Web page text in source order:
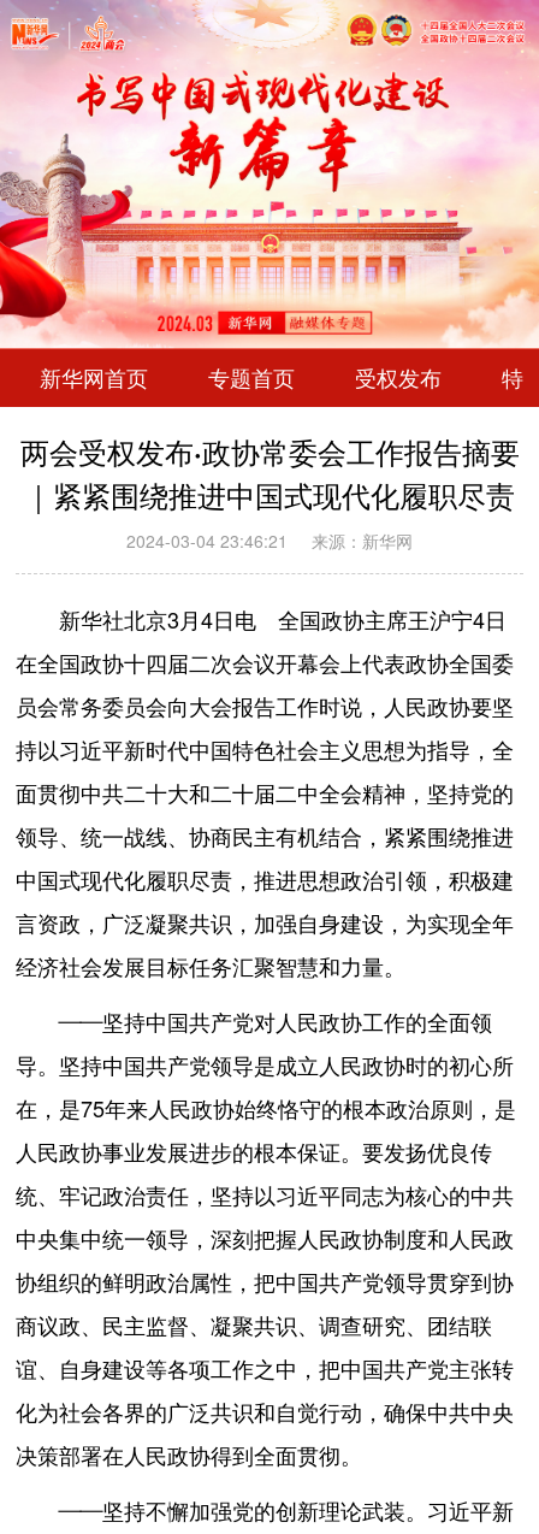
新华网首页 专题首页 受权发布 特
两会受权发布·政协常委会工作报告摘要
｜紧紧围绕推进中国式现代化履职尽责
2024-03-04 23:46:21 来源：新华网
新华社北京3月4日电 全国政协主席王沪宁4日
在全国政协十四届二次会议开幕会上代表政协全国委
员会常务委员会向大会报告工作时说，人民政协要坚
持以习近平新时代中国特色社会主义思想为指导，全
面贯彻中共二十大和二十届二中全会精神，坚持党的
领导、统一战线、协商民主有机结合，紧紧围绕推进
中国式现代化履职尽责，推进思想政治引领，积极建
言资政，广泛凝聚共识，加强自身建设，为实现全年
经济社会发展目标任务汇聚智慧和力量。
——坚持中国共产党对人民政协工作的全面领
导。坚持中国共产党领导是成立人民政协时的初心所
在，是75年来人民政协始终恪守的根本政治原则，是
人民政协事业发展进步的根本保证。要发扬优良传
统、牢记政治责任，坚持以习近平同志为核心的中共
中央集中统一领导，深刻把握人民政协制度和人民政
协组织的鲜明政治属性，把中国共产党领导贯穿到协
商议政、民主监督、凝聚共识、调查研究、团结联
谊、自身建设等各项工作之中，把中国共产党主张转
化为社会各界的广泛共识和自觉行动，确保中共中央
决策部署在人民政协得到全面贯彻。
——坚持不懈加强党的创新理论武装。习近平新